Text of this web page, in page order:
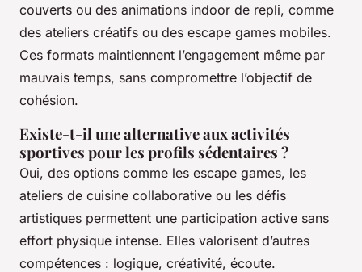
couverts ou des animations indoor de repli, comme
des ateliers créatifs ou des escape games mobiles.
Ces formats maintiennent l’engagement même par
mauvais temps, sans compromettre l’objectif de
cohésion.
Existe-t-il une alternative aux activités
sportives pour les profils sédentaires ?
Oui, des options comme les escape games, les
ateliers de cuisine collaborative ou les défis
artistiques permettent une participation active sans
effort physique intense. Elles valorisent d’autres
compétences : logique, créativité, écoute.